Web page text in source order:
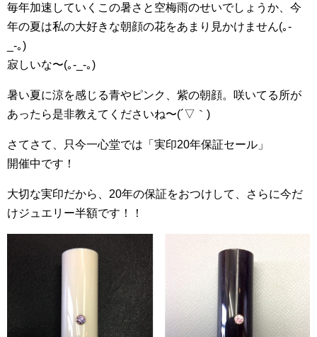
毎年加速していくこの暑さと空梅雨のせいでしょうか、今
年の夏は私の大好きな朝顔の花をあまり見かけません(｡-
_-｡)
寂しいな〜(｡-_-｡)
暑い夏に涼を感じる青やピンク、紫の朝顔。咲いてる所が
あったら是非教えてくださいね〜(´▽｀)
さてさて、只今一心堂では「実印20年保証セール」
開催中です！
大切な実印だから、20年の保証をおつけして、さらに今だ
けジュエリー半額です！！